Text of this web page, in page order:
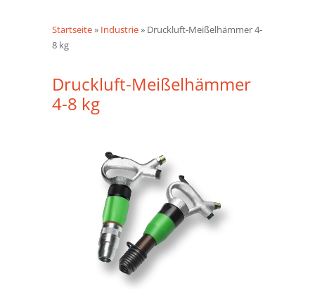
Startseite» Industrie» Druckluft-Meißelhämmer 4-
8 kg
Druckluft-Meißelhämmer
4-8 kg